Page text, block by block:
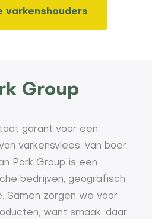
varkenshouders
Group
garant voor een
varkensvlees, van boer
Pork Group is een
bedrijven, geografisch
Samen zorgen we voor
want smaak, daar